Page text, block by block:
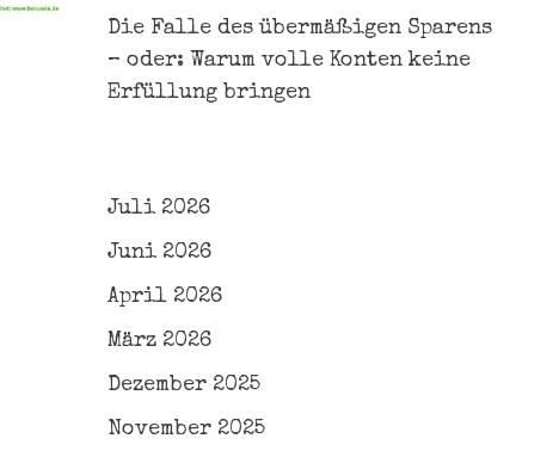
Die Falle des übermäßigen Sparens
– oder: Warum volle Konten keine
Erfüllung bringen
Juli 2026
Juni 2026
April 2026
März 2026
Dezember 2025
November 2025